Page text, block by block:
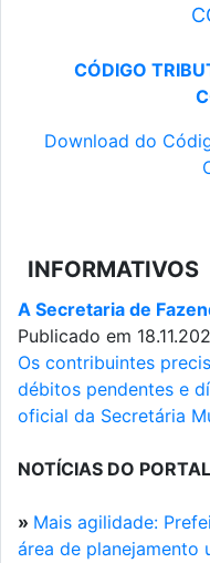
CÓDIGO
Download do
INFORMATIVOS
A Secretaria de
Publicado em
Os contribuintes
débitos pendentes e
oficial da Secretária
NOTÍCIAS DO
» Mais agilidade:
área de planejamento